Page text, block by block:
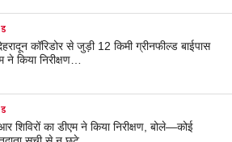
कॉरिडोर से जुड़ी 12 किमी ग्रीनफील्ड बाईपास
ने किया निरीक्षण…
शिविरों का डीएम ने किया निरीक्षण, बोले—कोई